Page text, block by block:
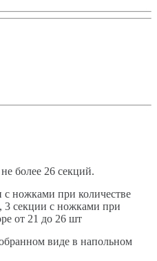
более 26 секций.
с ножками при количестве
3 секции с ножками при
от 21 до 26 шт
виде в напольном